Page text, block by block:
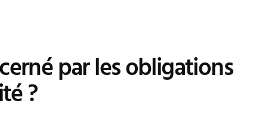
par les obligations
?